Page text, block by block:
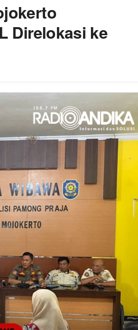
Direlokasi ke